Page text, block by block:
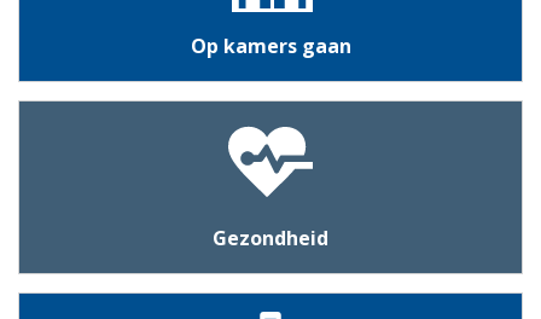
Op kamers gaan
Gezondheid